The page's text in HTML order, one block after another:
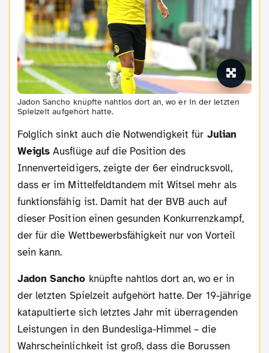
Jadon Sancho knüpfte nahtlos dort an, wo er in der letzten
Spielzeit aufgehört hatte.
Folglich sinkt auch die Notwendigkeit für Julian
Weigls Ausflüge auf die Position des
Innenverteidigers, zeigte der 6er eindrucksvoll,
dass er im Mittelfeldtandem mit Witsel mehr als
funktionsfähig ist. Damit hat der BVB auch auf
dieser Position einen gesunden Konkurrenzkampf,
der für die Wettbewerbsfähigkeit nur von Vorteil
sein kann.
Jadon Sancho knüpfte nahtlos dort an, wo er in
der letzten Spielzeit aufgehört hatte. Der 19-jährige
katapultierte sich letztes Jahr mit überragenden
Leistungen in den Bundesliga-Himmel – die
Wahrscheinlichkeit ist groß, dass die Borussen